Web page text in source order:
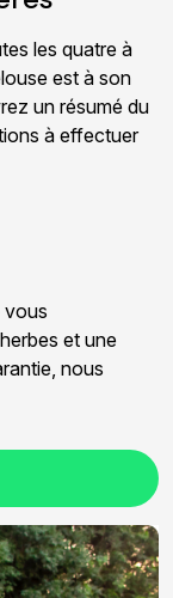
les quatre à
est à son
un résumé du
à effectuer
vous
et une
nous